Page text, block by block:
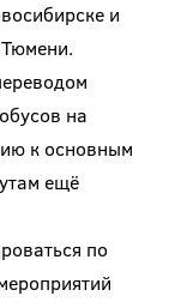
и
на
к основным
ещё
по